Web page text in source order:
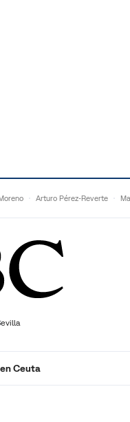
Arturo Pérez-Reverte
PLAY
Ceuta